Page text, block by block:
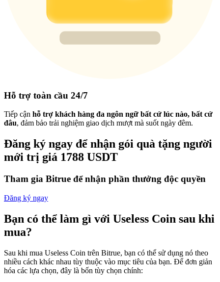
Hỗ trợ toàn cầu 24/7
Tiếp cận hỗ trợ khách hàng đa ngôn ngữ bất cứ lúc nào, bất cứ
đâu, đảm bảo trải nghiệm giao dịch mượt mà suốt ngày đêm.
Đăng ký ngay để nhận gói quà tặng người
mới trị giá 1788 USDT
Tham gia Bitrue để nhận phần thưởng độc quyền
Đăng ký ngay
Bạn có thể làm gì với Useless Coin sau khi
mua?
Sau khi mua Useless Coin trên Bitrue, bạn có thể sử dụng nó theo
nhiều cách khác nhau tùy thuộc vào mục tiêu của bạn. Để đơn giản
hóa các lựa chọn, đây là bốn tùy chọn chính: